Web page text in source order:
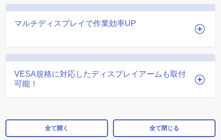
マルチディスプレイで作業効率UP
VESA規格に対応したディスプレイアームも取付
可能！
全て開く 全て閉じる